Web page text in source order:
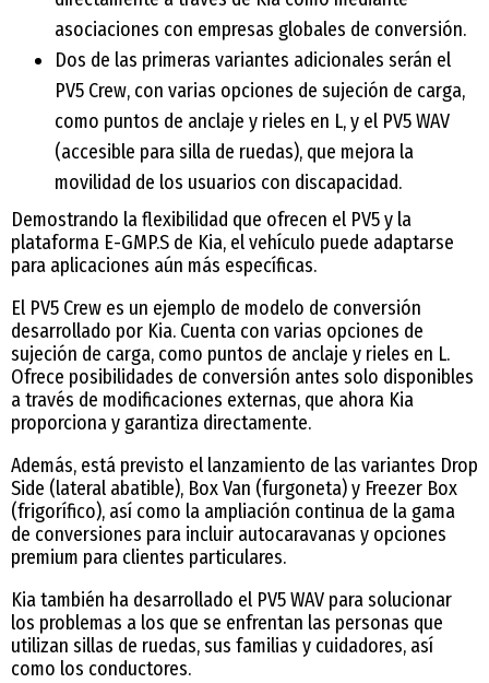
asociaciones con empresas globales de conversión.
Dos de las primeras variantes adicionales serán el
PV5 Crew, con varias opciones de sujeción de carga,
como puntos de anclaje y rieles en L, y el PV5 WAV
(accesible para silla de ruedas), que mejora la
movilidad de los usuarios con discapacidad.
Demostrando la flexibilidad que ofrecen el PV5 y la
plataforma E-GMP.S de Kia, el vehículo puede adaptarse
para aplicaciones aún más específicas.
El PV5 Crew es un ejemplo de modelo de conversión
desarrollado por Kia. Cuenta con varias opciones de
sujeción de carga, como puntos de anclaje y rieles en L.
Ofrece posibilidades de conversión antes solo disponibles
a través de modificaciones externas, que ahora Kia
proporciona y garantiza directamente.
Además, está previsto el lanzamiento de las variantes Drop
Side (lateral abatible), Box Van (furgoneta) y Freezer Box
(frigorífico), así como la ampliación continua de la gama
de conversiones para incluir autocaravanas y opciones
premium para clientes particulares.
Kia también ha desarrollado el PV5 WAV para solucionar
los problemas a los que se enfrentan las personas que
utilizan sillas de ruedas, sus familias y cuidadores, así
como los conductores.